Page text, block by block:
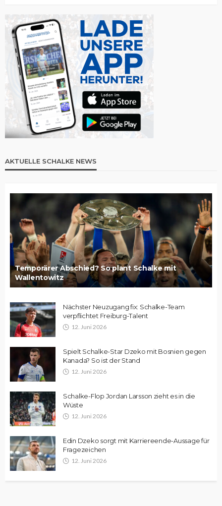
AKTUELLE SCHALKE NEWS
Temporärer Abschied? So plant Schalke mit
Wallentowitz
Nächster Neuzugang fix: Schalke-Team
verpflichtet Freiburg-Talent
12. Juni 2026
Spielt Schalke-Star Dzeko mit Bosnien gegen
Kanada? So ist der Stand
12. Juni 2026
Schalke-Flop Jordan Larsson zieht es in die
Wüste
12. Juni 2026
Edin Dzeko sorgt mit Karriereende-Aussage für
Fragezeichen
12. Juni 2026